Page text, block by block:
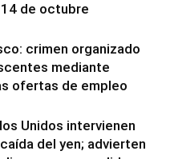
de octubre
crimen organizado
mediante
ofertas de empleo
Unidos intervienen
del yen; advierten